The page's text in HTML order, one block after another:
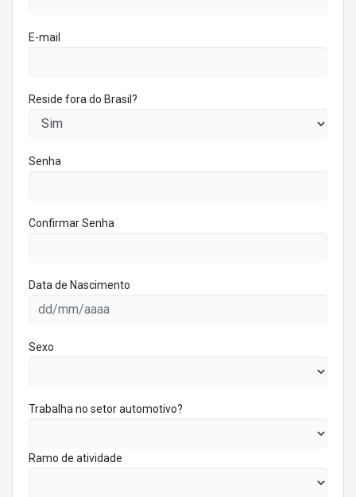
E-mail
Reside fora do Brasil?
Senha
Confirmar Senha
Data de Nascimento
Sexo
Trabalha no setor automotivo?
Ramo de atividade